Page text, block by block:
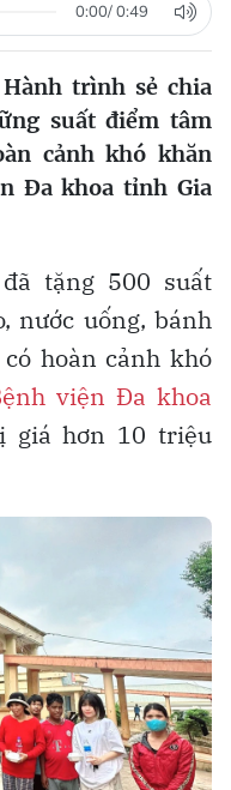
0:00/0:49
trình sẻ chia
suất điểm tâm
cảnh khó khăn
Đa khoa tỉnh Gia
tặng 500 suất
nước uống, bánh
hoàn cảnh khó
viện Đa khoa
giá hơn 10 triệu